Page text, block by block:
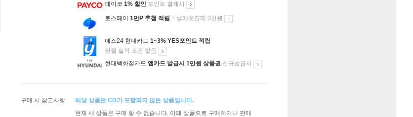
페이코 1% 할인 포인트 결제시
토스페이 1만P 추첨 적립 + 생애첫결제 3천원
예스24 현대카드 1~3% YES포인트 적립
전월 실적 조건 없음
현대백화점카드 앱카드 발급시 1만원 상품권 신규발급시
구매 시 참고사항
해당 상품은 CD가 포함되지 않은 상품입니다.
현재 새 상품은 구매 할 수 없습니다. 아래 상품으로 구매하거나 판매